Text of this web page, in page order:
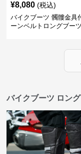
¥8,080 (税込)
バイクブーツ 髑髏金具
ーンベルトロングブーツ
バイクブーツ ロン